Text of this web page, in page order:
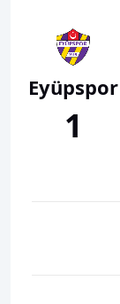
Eyüpspor
1